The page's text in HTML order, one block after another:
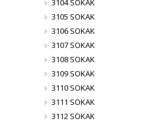
3104 SOKAK
3105 SOKAK
3106 SOKAK
3107 SOKAK
3108 SOKAK
3109 SOKAK
3110 SOKAK
3111 SOKAK
3112 SOKAK